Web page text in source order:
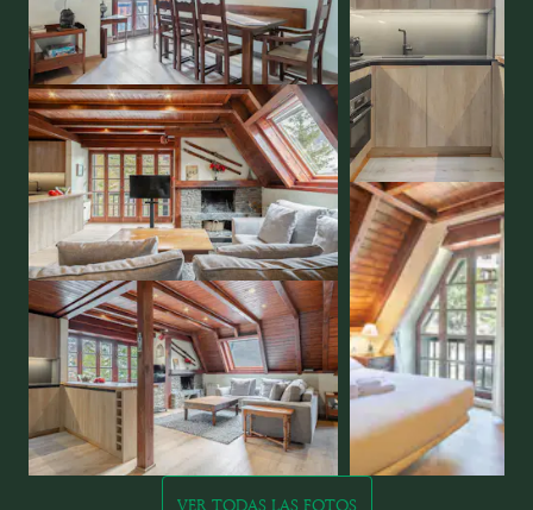
VER TODAS LAS FOTOS